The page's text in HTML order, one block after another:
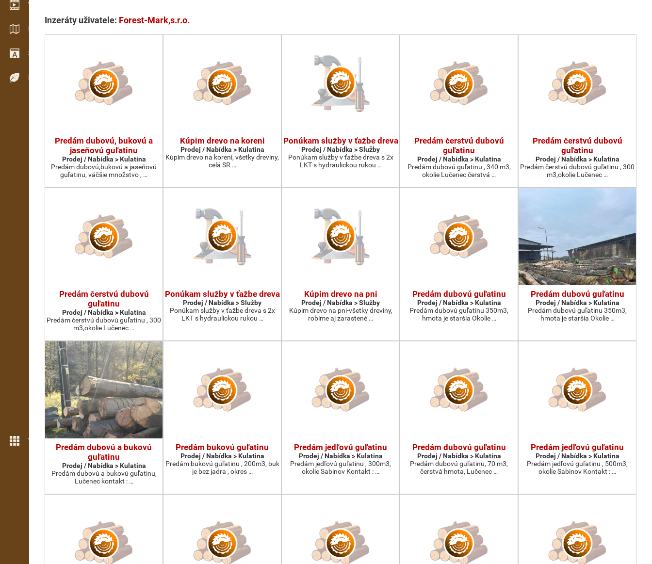
Video showroom
Katalogy / Brožury
Slovník
Dřeviny
Více možností
Inzeráty uživatele: Forest-Mark,s.r.o.
Predám dubovú, bukovú a
jaseňovú guľatinu
Prodej / Nabídka > Kulatina
Predám dubovú,bukovú a jaseňovú
guľatinu, väčšie množstvo , …
Kúpim drevo na koreni
Prodej / Nabídka > Kulatina
Kúpim drevo na koreni, všetky dreviny,
celá SR …
Ponúkam služby v ťažbe dreva
Prodej / Nabídka > Služby
Ponúkam služby v ťažbe dreva s 2x
LKT s hydraulickou rukou …
Predám čerstvú dubovú
guľatinu
Prodej / Nabídka > Kulatina
Predám dubovú guľatinu , 340 m3,
okolie Lučenec čerstvá …
Predám čerstvú dubovú
guľatinu
Prodej / Nabídka > Kulatina
Predám čerstvú dubovú guľatinu , 300
m3,okolie Lučenec …
Predám čerstvú dubovú
guľatinu
Prodej / Nabídka > Kulatina
Predám čerstvú dubovú guľatinu , 300
m3,okolie Lučenec …
Ponúkam služby v ťažbe dreva
Prodej / Nabídka > Služby
Ponúkam služby v ťažbe dreva s 2x
LKT s hydraulickou rukou …
Kúpim drevo na pni
Prodej / Nabídka > Služby
Kúpim drevo na pni-všetky dreviny,
robíme aj zarastené …
Predám dubovú guľatinu
Prodej / Nabídka > Kulatina
Predám dubovú guľatinu 350m3,
hmota je staršia Okolie …
Predám dubovú guľatinu
Prodej / Nabídka > Kulatina
Predám dubovú guľatinu 350m3,
hmota je staršia Okolie …
Predám dubovú a bukovú
guľatinu
Prodej / Nabídka > Kulatina
Predám dubovú a bukovú guľatinu,
Lučenec kontakt : …
Predám bukovú guľatinu
Prodej / Nabídka > Kulatina
Predám bukovú guľatinu , 200m3, buk
je bez jadra , okres …
Predám jedľovú guľatinu
Prodej / Nabídka > Kulatina
Predám jedľovú guľatinu , 300m3,
okolie Sabinov Kontakt : …
Predám dubovú guľatinu
Prodej / Nabídka > Kulatina
Predám dubovú guľatinu, 70 m3,
čerstvá hmota, Lučenec …
Predám jedľovú guľatinu
Prodej / Nabídka > Kulatina
Predám jedľovú guľatinu , 500m3,
okolie Sabinov Kontakt : …